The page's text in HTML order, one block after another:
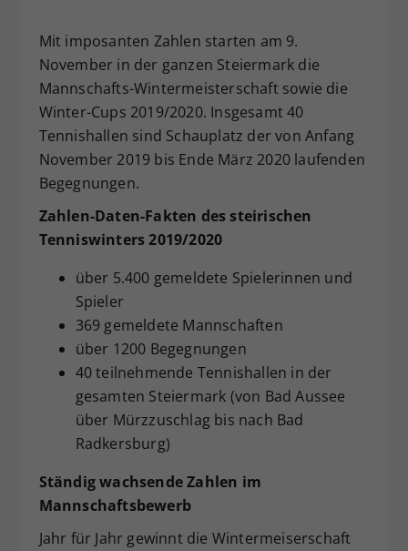
Mit imposanten Zahlen starten am 9.
November in der ganzen Steiermark die
Mannschafts-Wintermeisterschaft sowie die
Winter-Cups 2019/2020. Insgesamt 40
Tennishallen sind Schauplatz der von Anfang
November 2019 bis Ende März 2020 laufenden
Begegnungen.
Zahlen-Daten-Fakten des steirischen
Tenniswinters 2019/2020
über 5.400 gemeldete Spielerinnen und
Spieler
369 gemeldete Mannschaften
über 1200 Begegnungen
40 teilnehmende Tennishallen in der
gesamten Steiermark (von Bad Aussee
über Mürzzuschlag bis nach Bad
Radkersburg)
Ständig wachsende Zahlen im
Mannschaftsbewerb
Jahr für Jahr gewinnt die Wintermeiserschaft
Zweck
Einstellungen. Unter anderem eine
zufällig generierte ID, für die
historische Speicherung Ihrer
Webseiten-Betreiber dies eingestellt
hat.